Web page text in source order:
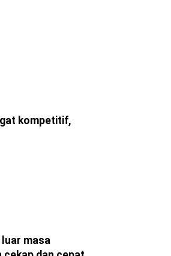
kompetitif,
masa